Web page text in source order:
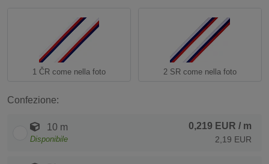
1 ČR come nella foto 2 SR come nella foto
Confezione:
10 m
Disponibile
0,219 EUR / m
2,19 EUR